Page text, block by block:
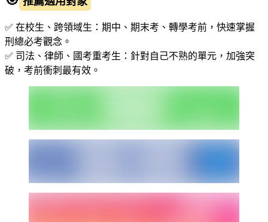
✅ 在校生、跨領域生：期中、期末考、轉學考前，快速掌握
刑總必考觀念。
✅ 司法、律師、國考重考生：針對自己不熟的單元，加強突
破，考前衝刺最有效。